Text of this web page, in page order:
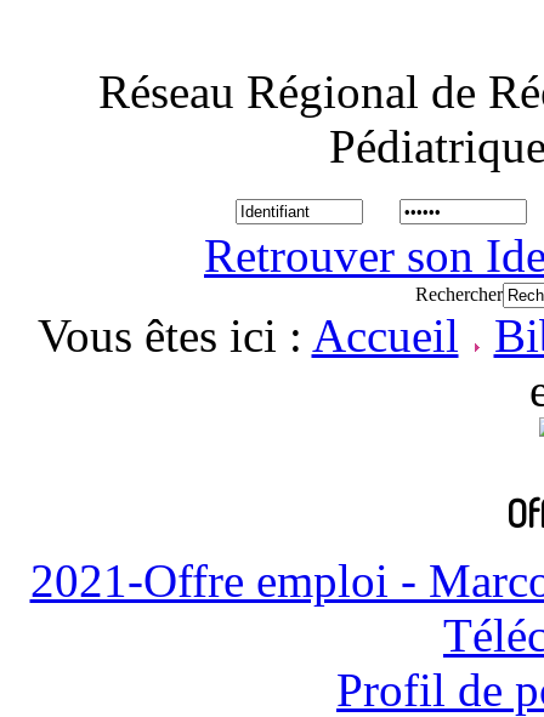
Réseau Régional de
Retrouver son
Rechercher
Vous êtes ici : Accueil
2021-Offre emploi -
Profil de